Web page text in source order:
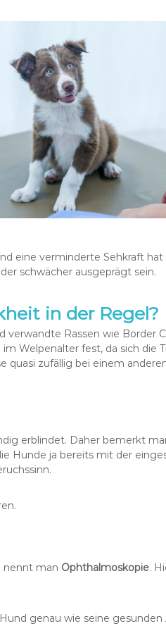
eine verminderte Sehkraft
schwächer ausgeprägt sein.
in der Regel?
Rassen wie Border
Welpenalter fest, da sich die
quasi zufällig bei einem
erblindet. Daher bemerkt
Hunde ja bereits mit der
nennt man Ophthalmoskopie.
genau wie seine